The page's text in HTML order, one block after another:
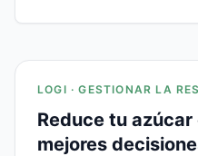
LOGI · GESTIONAR LA
Reduce tu
mejores